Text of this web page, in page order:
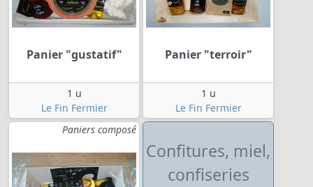
Panier "gustatif"
1 u
Le Fin Fermier
Panier "terroir"
1 u
Le Fin Fermier
Paniers composé
Confitures, miel,
confiseries